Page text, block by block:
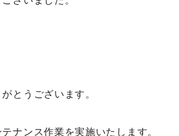
とうございます。
ナンス作業を実施いたします。